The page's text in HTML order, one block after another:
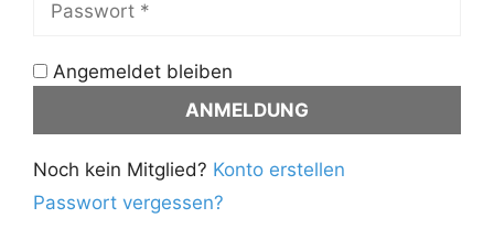
Angemeldet bleiben
Noch kein Mitglied? Konto erstellen
Passwort vergessen?